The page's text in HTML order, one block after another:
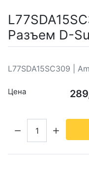
Разъем D-
L77SDA15SC309 |
Цена